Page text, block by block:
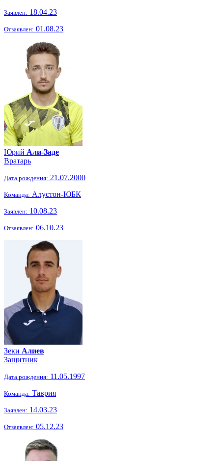
Заявлен: 18.04.23
Отзаявлен: 01.08.23
Юрий Али-Заде
Вратарь
Дата рождения: 21.07.2000
Команда: Алустон-ЮБК
Заявлен: 10.08.23
Отзаявлен: 06.10.23
Зеки Алиев
Защитник
Дата рождения: 11.05.1997
Команда: Таврия
Заявлен: 14.03.23
Отзаявлен: 05.12.23